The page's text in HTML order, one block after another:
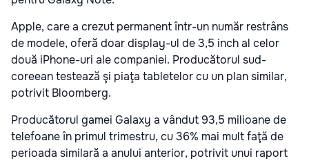
Apple, care a crezut permanent într-un număr restrâns
de modele, oferă doar display-ul de 3,5 inch al celor
două iPhone-uri ale companiei. Producătorul sud-
coreean testează şi piaţa tabletelor cu un plan similar,
potrivit Bloomberg.
Producătorul gamei Galaxy a vândut 93,5 milioane de
telefoane în primul trimestru, cu 36% mai mult faţă de
perioada similară a anului anterior, potrivit unui raport